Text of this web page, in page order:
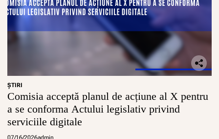
ŞTIRI
Comisia acceptă planul de acțiune al X pentru
a se conforma Actului legislativ privind
serviciile digitale